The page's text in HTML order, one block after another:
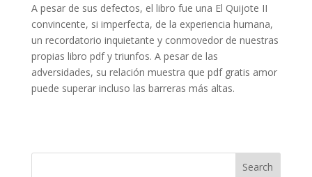
A pesar de sus defectos, el libro fue una El Quijote II
convincente, si imperfecta, de la experiencia humana,
un recordatorio inquietante y conmovedor de nuestras
propias libro pdf y triunfos. A pesar de las
adversidades, su relación muestra que pdf gratis amor
puede superar incluso las barreras más altas.